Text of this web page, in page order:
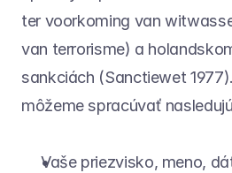
ter voorkoming van
van terrorisme) a
sankciách (Sanctiewet
môžeme spracúvať
Vaše priezvisko, meno,